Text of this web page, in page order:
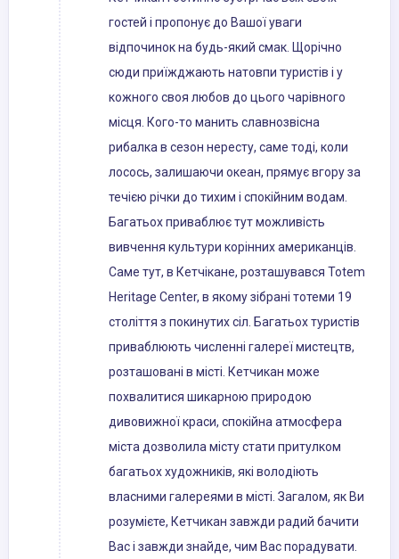
гостей і пропонує до Вашої уваги
відпочинок на будь-який смак. Щорічно
сюди приїжджають натовпи туристів і у
кожного своя любов до цього чарівного
місця. Кого-то манить славнозвісна
рибалка в сезон нересту, саме тоді, коли
лосось, залишаючи океан, прямує вгору за
течією річки до тихим і спокійним водам.
Багатьох приваблює тут можливість
вивчення культури корінних американців.
Саме тут, в Кетчікане, розташувався Totem
Heritage Center, в якому зібрані тотеми 19
століття з покинутих сіл. Багатьох туристів
приваблюють численні галереї мистецтв,
розташовані в місті. Кетчикан може
похвалитися шикарною природою
дивовижної краси, спокійна атмосфера
міста дозволила місту стати притулком
багатьох художників, які володіють
власними галереями в місті. Загалом, як Ви
розумієте, Кетчикан завжди радий бачити
Вас і завжди знайде, чим Вас порадувати.